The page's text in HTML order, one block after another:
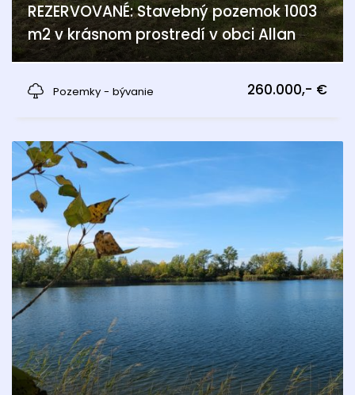
REZERVOVANÉ: Stavebný pozemok 1003
m2 v krásnom prostredí v obci Allan
Pozemky - bývanie
260.000,- €